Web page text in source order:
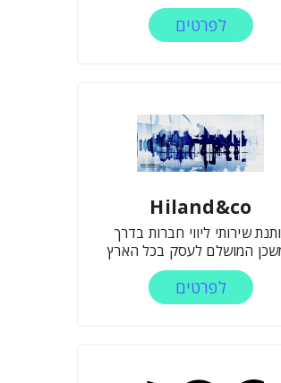
לפרטים
Hiland&co
שירותי ליווי חברות בדרך
המושלם לעסק בכל הארץ
לפרטים